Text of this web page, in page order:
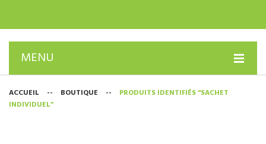
MENU
PRODUIT SANITAIRE.COM
ACCUEIL -- BOUTIQUE --
PRODUITS IDENTIFIÉS “SACHET
INDIVIDUEL”